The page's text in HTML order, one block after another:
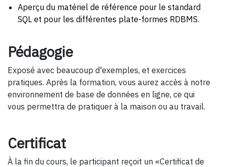
Aperçu du matériel de référence pour le standard
SQL et pour les différentes plate-formes RDBMS.
Pédagogie
Exposé avec beaucoup d'exemples, et exercices
pratiques. Après la formation, vous aurez accès à notre
environnement de base de données en ligne, ce qui
vous permettra de pratiquer à la maison ou au travail.
Certificat
À la fin du cours, le participant reçoit un «Certificat de